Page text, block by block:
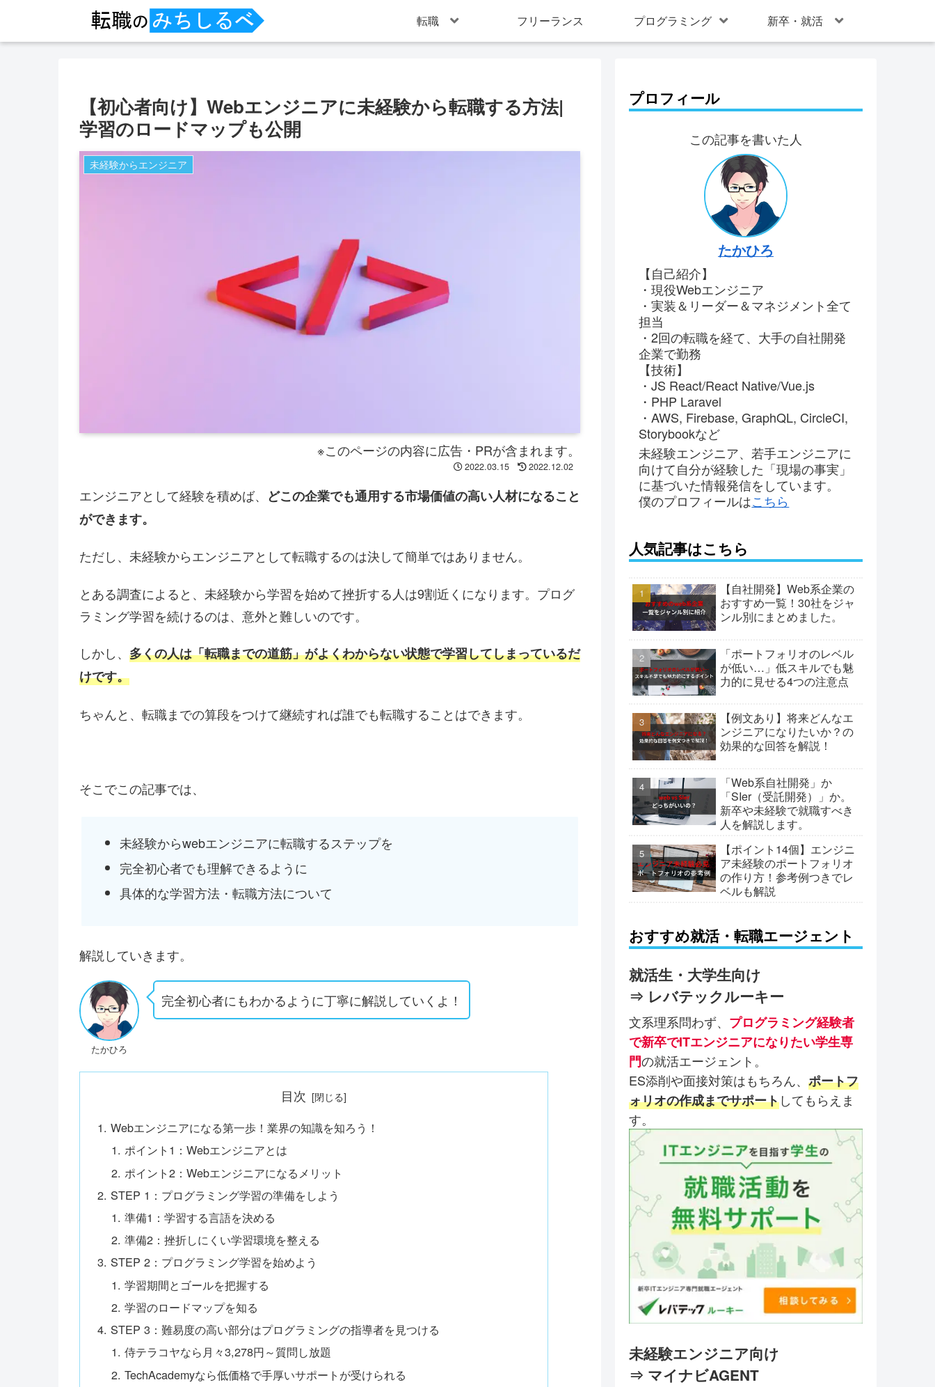
転職 フリーランス プログラミング 新卒・就活
【初心者向け】Webエンジニアに未経験から転職する方法|
学習のロードマップも公開
未経験からエンジニア
※このページの内容に広告・PRが含まれます。
2022.03.15 2022.12.02
エンジニアとして経験を積めば、
どこの企業でも通用する市場価値の高い人材になること
ができます。
ただし、未経験からエンジニアとして転職するのは決して簡単ではありません。
とある調査によると、未経験から学習を始めて挫折する人は9割近くになります。プログ
ラミング学習を続けるのは、意外と難しいのです。
しかし、 多くの人は「転職までの道筋」がよくわからない状態で学習してしまっているだ
けです。
ちゃんと、転職までの算段をつけて継続すれば誰でも転職することはできます。
そこでこの記事では、
未経験からwebエンジニアに転職するステップを
完全初心者でも理解できるように
具体的な学習方法・転職方法について
解説していきます。
たかひろ
完全初心者にもわかるように丁寧に解説していくよ！
目次
Webエンジニアになる第一歩！業界の知識を知ろう！
ポイント1：Webエンジニアとは
ポイント2：Webエンジニアになるメリット
STEP 1：プログラミング学習の準備をしよう
準備1：学習する言語を決める
準備2：挫折しにくい学習環境を整える
STEP 2：プログラミング学習を始めよう
学習期間とゴールを把握する
学習のロードマップを知る
STEP 3：難易度の高い部分はプログラミングの指導者を見つける
侍テラコヤなら月々3,278円～質問し放題
TechAcademyなら低価格で手厚いサポートが受けられる
プロフィール
この記事を書いた人
たかひろ
【自己紹介】
・現役Webエンジニア
・実装＆リーダー＆マネジメント全て
担当
・2回の転職を経て、大手の自社開発
企業で勤務
【技術】
・JS React/React Native/Vue.js
・PHP Laravel
・AWS, Firebase, GraphQL, CircleCI,
Storybookなど
未経験エンジニア、若手エンジニアに
向けて自分が経験した「現場の事実」
に基づいた情報発信をしています。
僕のプロフィールはこちら
人気記事はこちら
【自社開発】Web系企業の
おすすめ一覧！30社をジャ
ンル別にまとめました。
「ポートフォリオのレベル
が低い…」低スキルでも魅
力的に見せる4つの注意点
【例文あり】将来どんなエ
ンジニアになりたいか？の
効果的な回答を解説！
「Web系自社開発」か
「SIer（受託開発）」か。
新卒や未経験で就職すべき
人を解説します。
【ポイント14個】エンジニ
ア未経験のポートフォリオ
の作り方！参考例つきでレ
ベルも解説
おすすめ就活・転職エージェント
就活生・大学生向け
⇒ レバテックルーキー
文系理系問わず、 プログラミング経験者
で新卒でITエンジニアになりたい学生専
門の就活エージェント。
ES添削や面接対策はもちろん、 ポートフ
ォリオの作成までサポートしてもらえま
す。
未経験エンジニア向け
⇒ マイナビAGENT